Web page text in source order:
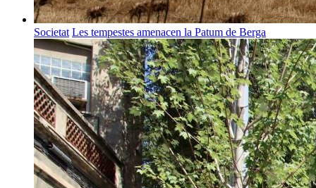
Societat Les tempestes amenacen la Patum de Berga